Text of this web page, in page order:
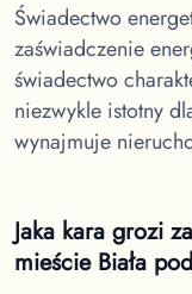
Świadectwo
zaświadczenie
świadectwo
niezwykle istotny
wynajmuje
Jaka kara grozi
mieście Biała